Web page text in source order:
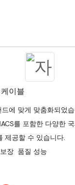
이블
에 맞게 맞춤화되었
를 포함한 다양한
제공할 수 있습니다.
장 품질 성능